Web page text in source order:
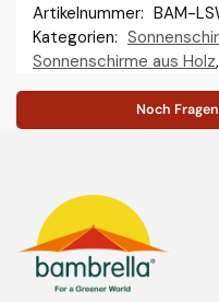
Artikelnummer: BAM-
Kategorien:
Sonnenschirme aus Holz,
Noch